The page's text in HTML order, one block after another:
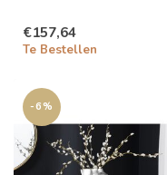
€157,64
Te Bestellen
-6%